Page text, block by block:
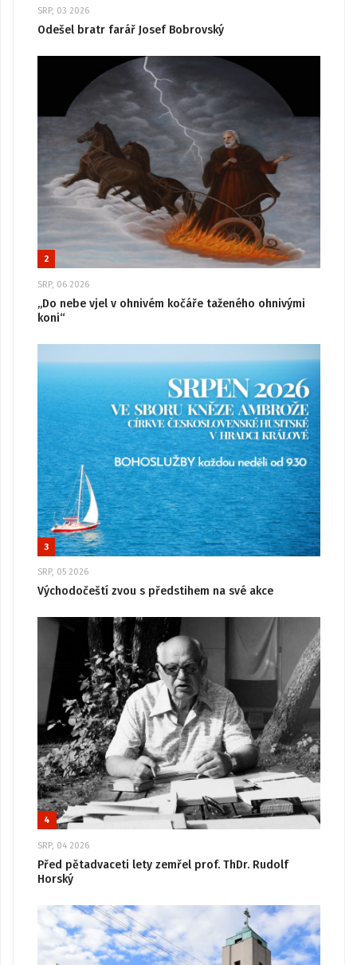
SRP, 03 2026
Odešel bratr farář Josef Bobrovský
2
SRP, 06 2026
„Do nebe vjel v ohnivém kočáře taženého ohnivými
koni“
3
SRP, 05 2026
Východočeští zvou s předstihem na své akce
4
SRP, 04 2026
Před pětadvaceti lety zemřel prof. ThDr. Rudolf
Horský